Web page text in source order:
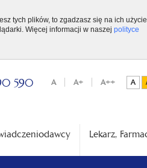
tych plików, to zgadzasz się na ich
Więcej informacji w naszejpolityce
A A+ A++
590
Lekarz,